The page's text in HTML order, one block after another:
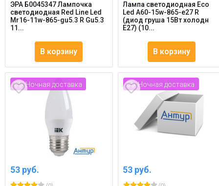
ЭРА Б0045347 Лампочка
светодиодная Red Line Led
Mr16-11w-865-gu5.3 R Gu5.3
11...
В корзину
Лампа светодиодная Eco
Led A60-15w-865-e27 R
(диод груша 15Вт холодн
E27) (10...
В корзину
Ночная доставка
53 руб.
Ночная доставка
53 руб.